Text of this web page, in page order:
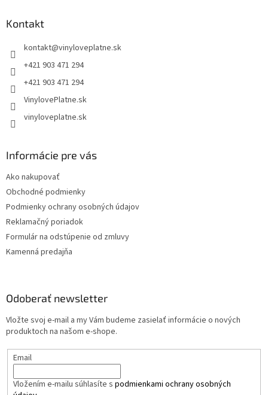
Kontakt
kontakt@vinyloveplatne.sk
+421 903 471 294
+421 903 471 294
VinylovePlatne.sk
vinyloveplatne.sk
Informácie pre vás
Ako nakupovať
Obchodné podmienky
Podmienky ochrany osobných údajov
Reklamačný poriadok
Formulár na odstúpenie od zmluvy
Kamenná predajňa
Odoberať newsletter
Vložte svoj e-mail a my Vám budeme zasielať informácie o nových
produktoch na našom e-shope.
Email
Vložením e-mailu súhlasíte s podmienkami ochrany osobných